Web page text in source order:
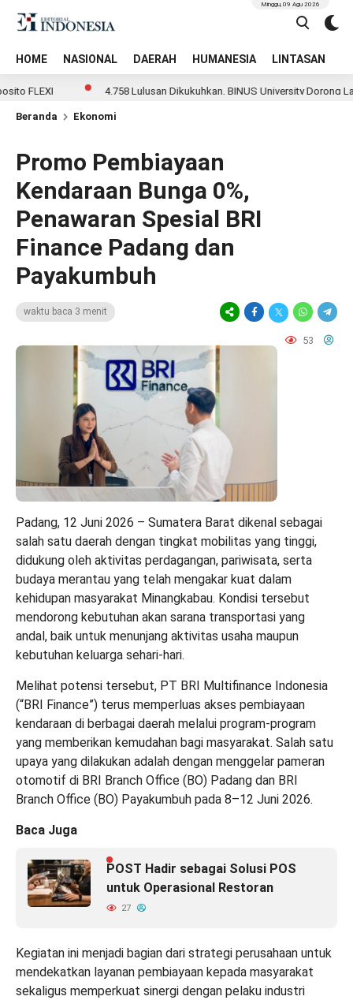
HOME NASIONAL DAERAH HUMANESIA LINTASAN
Minggu, 09 Agu 2026
4.758 Lulusan Dikukuhkan, BINUS University Dorong
Beranda Ekonomi
Promo Pembiayaan
Kendaraan Bunga 0%,
Penawaran Spesial BRI
Finance Padang dan
Payakumbuh
waktu baca 3 menit
53
Padang, 12 Juni 2026 – Sumatera Barat dikenal sebagai
salah satu daerah dengan tingkat mobilitas yang tinggi,
didukung oleh aktivitas perdagangan, pariwisata, serta
budaya merantau yang telah mengakar kuat dalam
kehidupan masyarakat Minangkabau. Kondisi tersebut
mendorong kebutuhan akan sarana transportasi yang
andal, baik untuk menunjang aktivitas usaha maupun
kebutuhan keluarga sehari-hari.
Melihat potensi tersebut, PT BRI Multifinance Indonesia
(“BRI Finance”) terus memperluas akses pembiayaan
kendaraan di berbagai daerah melalui program-program
yang memberikan kemudahan bagi masyarakat. Salah satu
upaya yang dilakukan adalah dengan menggelar pameran
otomotif di BRI Branch Office (BO) Padang dan BRI
Branch Office (BO) Payakumbuh pada 8–12 Juni 2026.
Baca Juga
POST Hadir sebagai Solusi POS
untuk Operasional Restoran
27
Kegiatan ini menjadi bagian dari strategi perusahaan untuk
mendekatkan layanan pembiayaan kepada masyarakat
sekaligus memperkuat sinergi dengan pelaku industri